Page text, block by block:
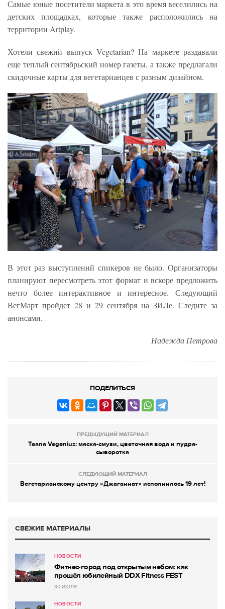
Самые юные посетители маркета в это время веселились на
детских площадках, которые также расположились на
территории Artplay.
Хотели свежий выпуск Vegetarian? На маркете раздавали
еще теплый сентябрьский номер газеты, а также предлагали
скидочные карты для вегетарианцев с разным дизайном.
В этот раз выступлений спикеров не было. Организаторы
планируют пересмотреть этот формат и вскоре предложить
нечто более интерактивное и интересное. Следующий
ВегМарт пройдет 28 и 29 сентября на ЗИЛе. Следите за
анонсами.
Надежда Петрова
ПОДЕЛИТЬСЯ
ПРЕДЫДУЩИЙ МАТЕРИАЛ
Teana Vegenius: маска-смузи, цветочная вода и пудра-
сыворотка
СЛЕДУЮЩИЙ МАТЕРИАЛ
Вегетарианскому центру «Джаганнат» исполнилось 19 лет!
СВЕЖИЕ МАТЕРИАЛЫ
НОВОСТИ
Фитнес-город под открытым небом: как
прошёл юбилейный DDX Fitness FEST
30 ИЮЛЯ
НОВОСТИ